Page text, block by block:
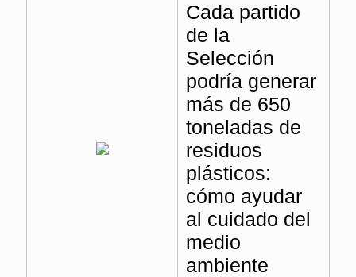
Cada partido
de la
Selección
podría generar
más de 650
toneladas de
residuos
plásticos:
cómo ayudar
al cuidado del
medio
ambiente